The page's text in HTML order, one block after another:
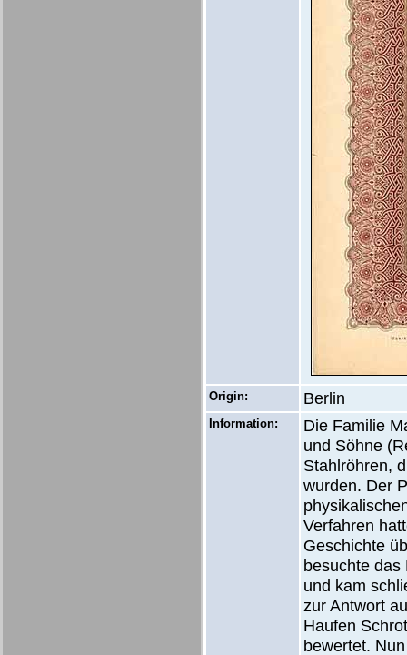
Origin: Berlin
Information:
Die Familie
und Söhne
Stahlröhren,
wurden. Der
Verfahren
Geschichte
besuchte
und kam
zur Antwort
Haufen
bewertet.